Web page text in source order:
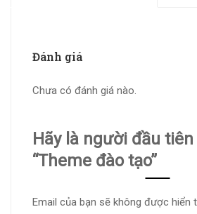
Đánh giá
Chưa có đánh giá nào.
Hãy là người đầu
“Theme đào tạo”
Email của bạn sẽ không được hiển